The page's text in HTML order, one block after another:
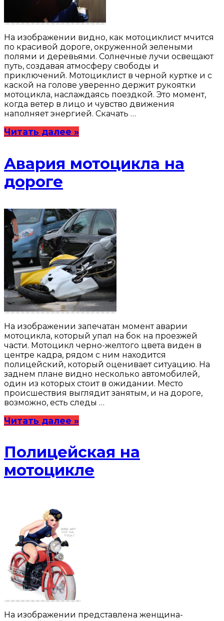
На изображении видно, как мотоциклист мчится
по красивой дороге, окруженной зелеными
полями и деревьями. Солнечные лучи освещают
путь, создавая атмосферу свободы и
приключений. Мотоциклист в черной куртке и с
каской на голове уверенно держит рукоятки
мотоцикла, наслаждаясь поездкой. Это момент,
когда ветер в лицо и чувство движения
наполняет энергией. Скачать …
Читать далее »
Авария мотоцикла на
дороге
На изображении запечатан момент аварии
мотоцикла, который упал на бок на проезжей
части. Мотоцикл черно-желтого цвета виден в
центре кадра, рядом с ним находится
полицейский, который оценивает ситуацию. На
заднем плане видно несколько автомобилей,
один из которых стоит в ожидании. Место
происшествия выглядит занятым, и на дороге,
возможно, есть следы …
Читать далее »
Полицейская на
мотоцикле
На изображении представлена женщина-